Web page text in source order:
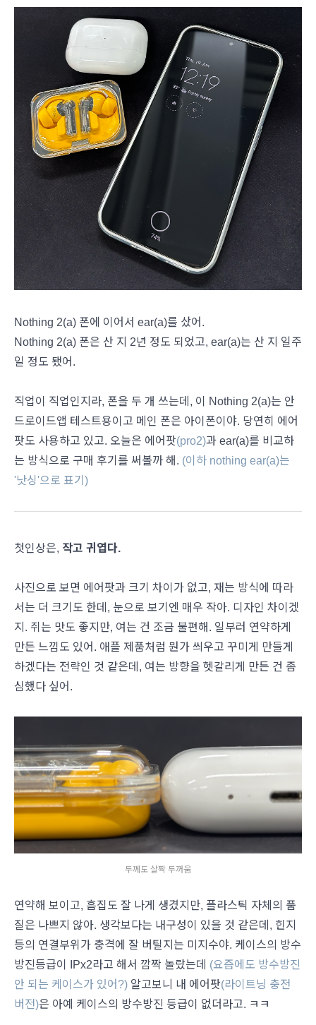
Nothing 2(a) 폰에 이어서 ear(a)를 샀어.
Nothing 2(a) 폰은 산 지 2년 정도 되었고, ear(a)는 산 지 일주
일 정도 됐어.
직업이 직업인지라, 폰을 두 개 쓰는데, 이 Nothing 2(a)는 안
드로이드앱 테스트용이고 메인 폰은 아이폰이야. 당연히 에어
팟도 사용하고 있고. 오늘은 에어팟(pro2)과 ear(a)를 비교하
는 방식으로 구매 후기를 써볼까 해. (이하 nothing ear(a)는
'낫싱'으로 표기)
첫인상은, 작고 귀엽다.
사진으로 보면 에어팟과 크기 차이가 없고, 재는 방식에 따라
서는 더 크기도 한데, 눈으로 보기엔 매우 작아. 디자인 차이겠
지. 쥐는 맛도 좋지만, 여는 건 조금 불편해. 일부러 연약하게
만든 느낌도 있어. 애플 제품처럼 뭔가 씌우고 꾸미게 만들게
하겠다는 전략인 것 같은데, 여는 방향을 헷갈리게 만든 건 좀
심했다 싶어.
두께도 살짝 두꺼움
연약해 보이고, 흠집도 잘 나게 생겼지만, 플라스틱 자체의 품
질은 나쁘지 않아. 생각보다는 내구성이 있을 것 같은데, 힌지
등의 연결부위가 충격에 잘 버틸지는 미지수야. 케이스의 방수
방진등급이 IPx2라고 해서 깜짝 놀랐는데 (요즘에도 방수방진
안 되는 케이스가 있어?) 알고보니 내 에어팟(라이트닝 충전
버전)은 아예 케이스의 방수방진 등급이 없더라고. ㅋㅋ